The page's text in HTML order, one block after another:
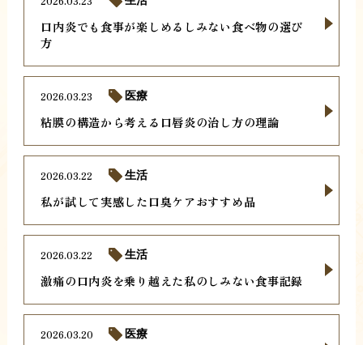
口内炎でも食事が楽しめるしみない食べ物の選び
方
粘膜の構造から考える口唇炎の治し方の理論
2026.03.23 医療
私が試して実感した口臭ケアおすすめ品
2026.03.22 生活
激痛の口内炎を乗り越えた私のしみない食事記録
2026.03.22 生活
2026.03.20 医療